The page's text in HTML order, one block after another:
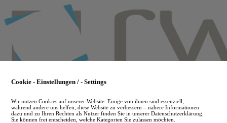
to
main
Cookie - Einstellungen / - Settings
Wir nutzen Cookies auf unserer Website. Einige von ihnen sind essenziell,
während andere uns helfen, diese Website zu verbessern – nähere Informationen
dazu und zu Ihren Rechten als Nutzer finden Sie in unserer Datenschutzerklärung.
Sie können frei entscheiden, welche Kategorien Sie zulassen möchten.